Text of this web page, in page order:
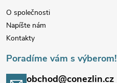
eO společnosti
Napíšte nám
Kontakty
Poradíme vám s výberom!
obchod@conezlin.cz